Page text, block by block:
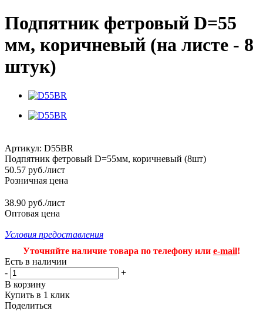
Подпятник фетровый D=55
мм, коричневый (на листе - 8
штук)
Артикул: D55BR
Подпятник фетровый D=55мм, коричневый (8шт)
50.57 руб./лист
Розничная цена
38.90 руб./лист
Оптовая цена
Условия предоставления
Уточняйте наличие товара по телефону или e-mail!
Есть в наличии
-
+
В корзину
Купить в 1 клик
Поделиться